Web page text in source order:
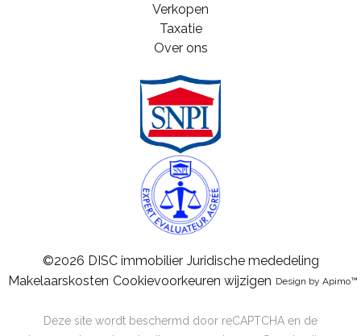
Verkopen
Taxatie
Over ons
©2026 DISC immobilier Juridische mededeling
Makelaarskosten Cookievoorkeuren wijzigen Design by Apimo™
Deze site wordt beschermd door reCAPTCHA en de